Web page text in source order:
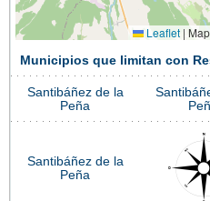
Leaflet |
Municipios que limitan con
Santibáñez de la
Peña
Santibáñez de la
Peña